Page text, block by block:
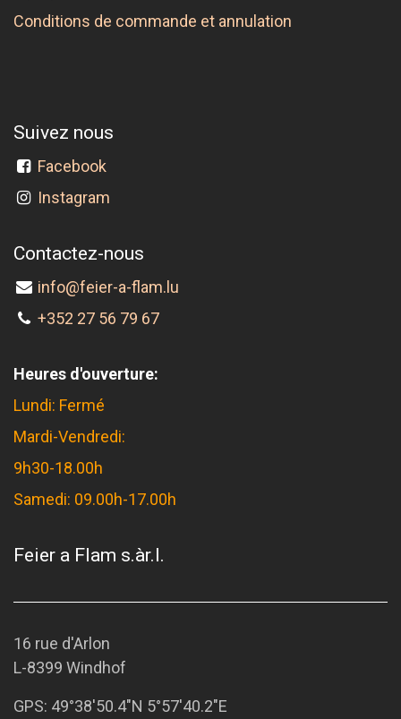
Conditions de commande et annulation
Suivez nous
Facebook
Instagram
Contactez-nous
info@feier-a-flam.lu
+352 27 56 79 67
Heures d'ouverture:
Lundi: Fermé
Mardi-Vendredi:
9h30-18.00h
Samedi: 09.00h-17.00h
Feier a Flam s.àr.l.
16 rue d'Arlon
L-8399 Windhof
GPS: 49°38'50.4"N 5°57'40.2"E